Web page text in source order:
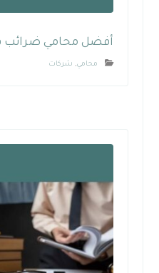
أفضل محامي ضرائب في
محامي, شركات